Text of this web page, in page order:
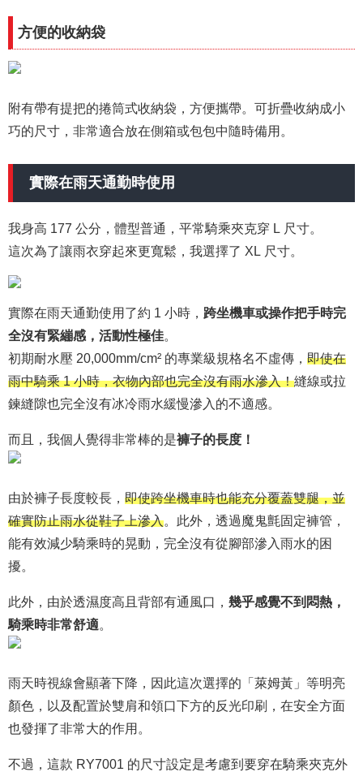
方便的收納袋
附有帶有提把的捲筒式收納袋，方便攜帶。可折疊收納成小
巧的尺寸，非常適合放在側箱或包包中隨時備用。
實際在雨天通勤時使用
我身高 177 公分，體型普通，平常騎乘夾克穿 L 尺寸。
這次為了讓雨衣穿起來更寬鬆，我選擇了 XL 尺寸。
實際在雨天通勤使用了約 1 小時， 跨坐機車或操作把手時完
全沒有緊繃感，活動性極佳。
初期耐水壓 20,000mm/cm² 的專業級規格名不虛傳， 即使在
雨中騎乘 1 小時，衣物內部也完全沒有雨水滲入！縫線或拉
鍊縫隙也完全沒有冰冷雨水緩慢滲入的不適感。
而且，我個人覺得非常棒的是褲子的長度！
由於褲子長度較長， 即使跨坐機車時也能充分覆蓋雙腿，並
確實防止雨水從鞋子上滲入。此外，透過魔鬼氈固定褲管，
能有效減少騎乘時的晃動，完全沒有從腳部滲入雨水的困
擾。
此外，由於透濕度高且背部有通風口， 幾乎感覺不到悶熱，
騎乘時非常舒適。
雨天時視線會顯著下降，因此這次選擇的「萊姆黃」等明亮
顏色，以及配置於雙肩和領口下方的反光印刷，在安全方面
也發揮了非常大的作用。
不過，這款 RY7001 的尺寸設定是考慮到要穿在騎乘夾克外